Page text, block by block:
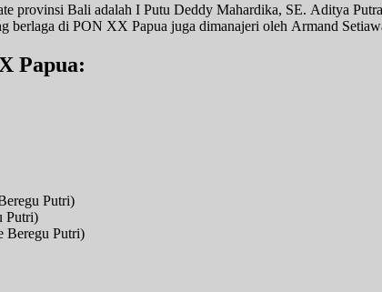
provinsi Bali adalah I Putu Deddy Mahardika, SE. Aditya
di PON XX Papua juga dimanajeri oleh Armand
Papua:
Putri)
Putri)
Beregu Putri)